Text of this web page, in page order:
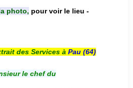
photo, pour voir le lieu -
des Services à Pau (64)
le chef du